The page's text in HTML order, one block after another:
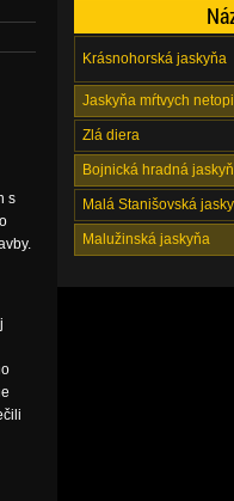
Krásnohorská jaskyňa
Jaskyňa mŕtvych
Zlá diera
Bojnická hradná
Malá Stanišovská
Malužinská jaskyňa
s